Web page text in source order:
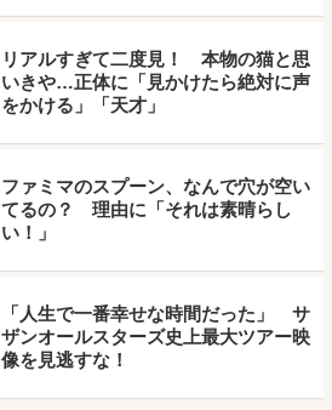
リアルすぎて二度見！ 本物の猫と思
いきや…正体に「見かけたら絶対に声
をかける」「天才」
ファミマのスプーン、なんで穴が空い
てるの？ 理由に「それは素晴らし
い！」
「人生で一番幸せな時間だった」 サ
ザンオールスターズ史上最大ツアー映
像を見逃すな！